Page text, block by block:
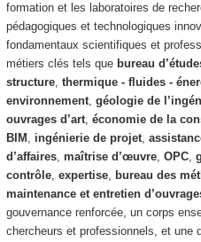
formation et les laboratoires de
pédagogiques et technologiques
fondamentaux scientifiques et
métiers clés tels que bureau
structure, thermique - fluides -
environnement, géologie de
ouvrages d’art, économie de la
BIM , ingénierie de projet,
d’affaires, maîtrise d’œuvre, OPC,
contrôle, expertise, bureau des
maintenance et entretien
gouvernance renforcée, un corps
chercheurs et professionnels, et une